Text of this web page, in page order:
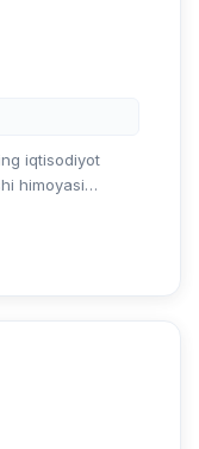
iqtisodiyot
himoyasi
“Oziq-